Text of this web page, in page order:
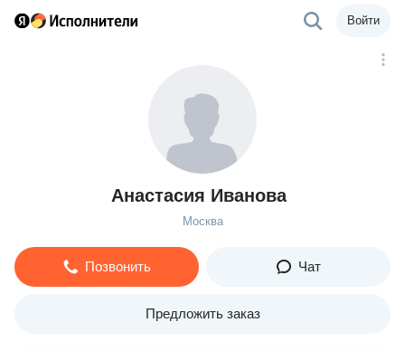
Войти
Анастасия Иванова
Москва
Позвонить Чат
Предложить заказ